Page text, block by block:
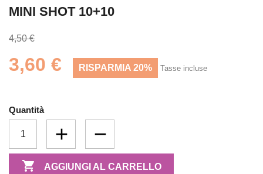
MINI SHOT 10+10
4,50 €
3,60 € RISPARMIA 20% Tasse incluse
Quantità
 AGGIUNGI AL CARRELLO